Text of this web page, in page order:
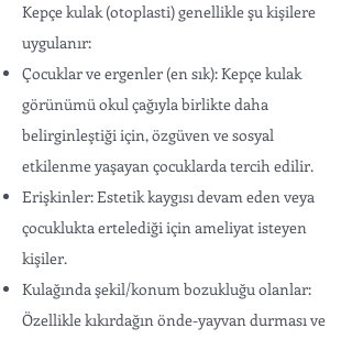
Kepçe kulak (otoplasti) genellikle şu kişilere
uygulanır:
Çocuklar ve ergenler (en sık): Kepçe kulak
görünümü okul çağıyla birlikte daha
belirginleştiği için, özgüven ve sosyal
etkilenme yaşayan çocuklarda tercih edilir.
Erişkinler: Estetik kaygısı devam eden veya
çocuklukta ertelediği için ameliyat isteyen
kişiler.
Kulağında şekil/konum bozukluğu olanlar:
Özellikle kıkırdağın önde-yayvan durması ve